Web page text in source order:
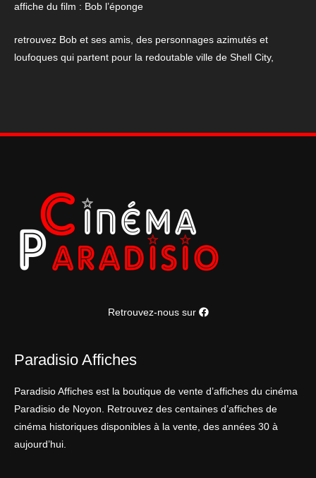
l'éponge
cm
affiche du film : Bob l’éponge
retrouvez Bob et ses amis, des personnages azimutés et
loufoques qui partent pour la redoutable ville de Shell City,
Retrouvez-nous sur
Paradisio Affiches
Paradisio Affiches est la boutique de vente d’affiches du cinéma
Paradisio de Noyon. Retrouvez des centaines d’affiches de
cinéma historiques disponibles à la vente, des années 30 à
aujourd’hui.